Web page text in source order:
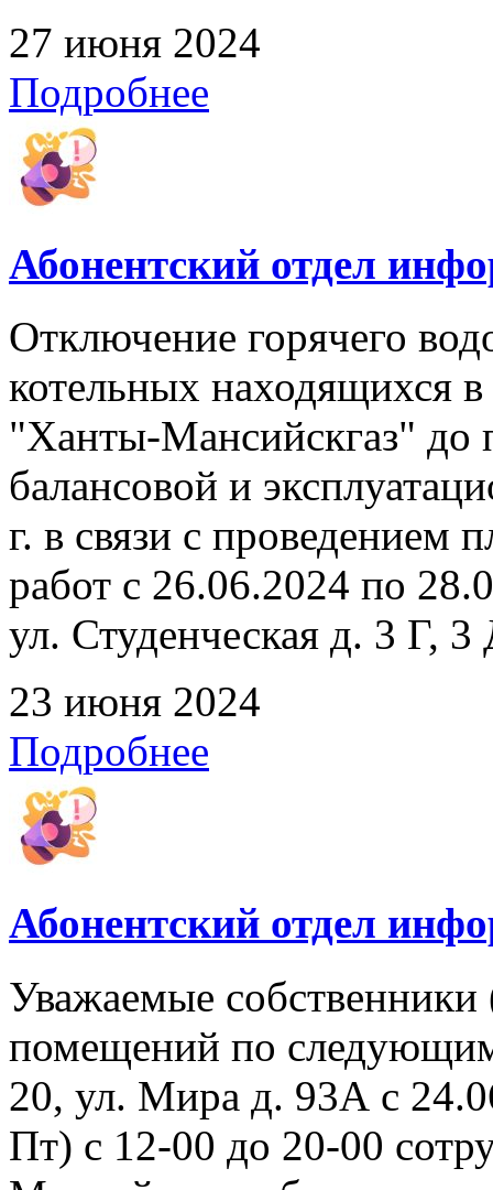
27 июня 2024
Подробнее
Абонентский отдел
Отключение горячего
котельных находящихся
"Ханты-Мансийскгаз" до
балансовой и
г. в связи с проведением
работ с 26.06.2024 по
ул. Студенческая д. 3 Г, 3
23 июня 2024
Подробнее
Абонентский отдел
Уважаемые
помещений по
20, ул. Мира д. 93А с
Пт) с 12-00 до 20-00